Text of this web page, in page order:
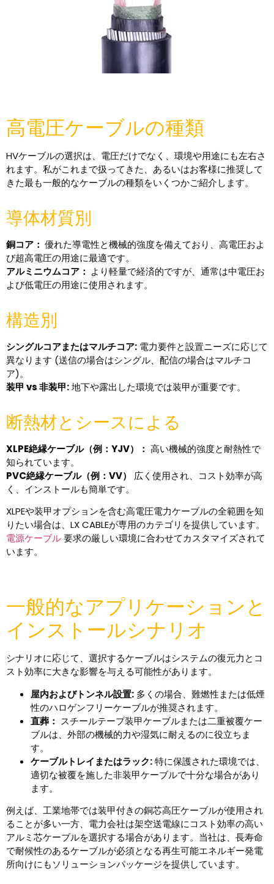
高電圧ケーブルの種類
HVケーブルの選択は、電圧だけでなく、環境や用途にも左右さ
れます。私がこれまで扱ってきた、あるいはお客様に推奨して
きた最も一般的なケーブルの種類をいくつかご紹介します。
導体材質別
銅コア： 優れた導電性と機械的強度を備えており、高電圧およ
び超高電圧の用途に最適です。
アルミニウムコア： より軽量で経済的ですが、通常は中電圧お
よび低電圧の用途に使用されます。
構造別
シングルコアまたはマルチコア: 電力要件と設置ニーズに応じて
異なります (送信の場合はシングル、配信の場合はマルチコ
ア)。
装甲 vs 非装甲:地下や露出した環境では装甲が重要です。
断熱材とシースによる
XLPE絶縁ケーブル（例：YJV）： 高い機械的強度と耐熱性で
知られています。
PVC絶縁ケーブル（例：VV）
広く使用され、コスト効率が高
く、インストールも簡単です。
XLPEや装甲オプションを含む高電圧電力ケーブルの全範囲を知
りたい場合は、LX CABLEが専用のカテゴリを提供しています。
電源ケーブル要求の厳しい環境に合わせてカスタマイズされて
います。
一般的なアプリケーションと
インストールシナリオ
シナリオに応じて、選択するケーブルはシステムの復元力とコ
スト効率に大きな影響を与える可能性があります。
屋内およびトンネル設置: 多くの場合、難燃性または低煙
性のハロゲンフリーケーブルが推奨されます。
直葬： スチールテープ装甲ケーブルまたは二重被覆ケー
ブルは、外部の機械的力や湿気に耐えるのに役立ちま
す。
ケーブルトレイまたはラック:特に保護された環境では、
適切な被覆を施した非装甲ケーブルで十分な場合があり
ます。
例えば、工業地帯では装甲付きの銅芯高圧ケーブルが使用され
ることが多い一方、電力会社は架空送電線にコスト効率の高い
アルミ芯ケーブルを選択する場合があります。当社は、長寿命
で耐候性のあるケーブルが必須となる再生可能エネルギー発電
所向けにもソリューションパッケージを提供しています。